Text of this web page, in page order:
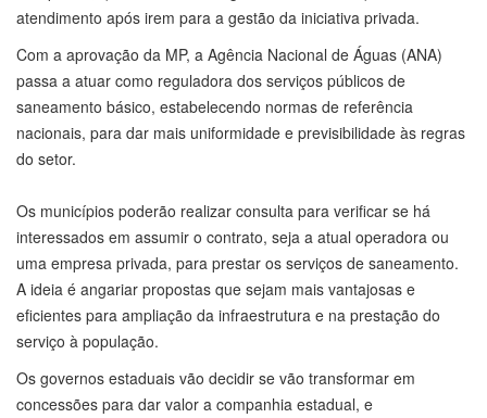
atendimento após irem para a gestão da iniciativa privada.
Com a aprovação da MP, a Agência Nacional de Águas (ANA)
passa a atuar como reguladora dos serviços públicos de
saneamento básico, estabelecendo normas de referência
nacionais, para dar mais uniformidade e previsibilidade às regras
do setor.
Os municípios poderão realizar consulta para verificar se há
interessados em assumir o contrato, seja a atual operadora ou
uma empresa privada, para prestar os serviços de saneamento.
A ideia é angariar propostas que sejam mais vantajosas e
eficientes para ampliação da infraestrutura e na prestação do
serviço à população.
Os governos estaduais vão decidir se vão transformar em
concessões para dar valor a companhia estadual, e